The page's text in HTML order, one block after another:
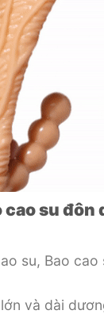
su đôn
su, Bao
và dài